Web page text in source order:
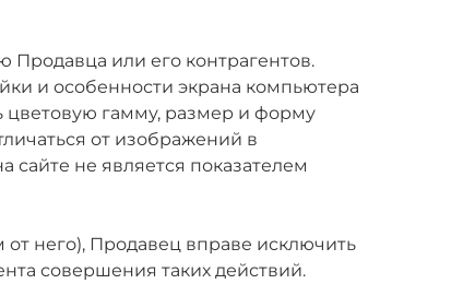
Продавца или его контрагентов.
и особенности экрана компьютера
цветовую гамму, размер и форму
от изображений в
не является показателем
от него), Продавец вправе исключить
совершения таких действий.